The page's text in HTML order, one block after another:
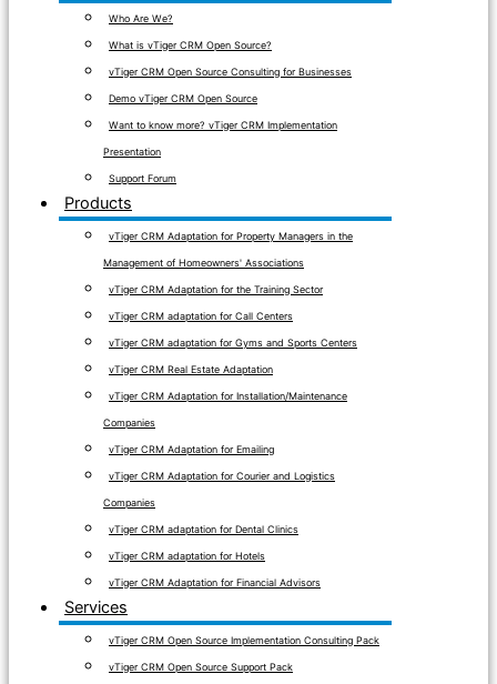
Who Are We?
What is vTiger CRM Open Source?
vTiger CRM Open Source Consulting for Businesses
Demo vTiger CRM Open Source
Want to know more? vTiger CRM Implementation
Presentation
Support Forum
Products
vTiger CRM Adaptation for Property Managers in the
Management of Homeowners' Associations
vTiger CRM Adaptation for the Training Sector
vTiger CRM adaptation for Call Centers
vTiger CRM adaptation for Gyms and Sports Centers
vTiger CRM Real Estate Adaptation
vTiger CRM Adaptation for Installation/Maintenance
Companies
vTiger CRM Adaptation for Emailing
vTiger CRM Adaptation for Courier and Logistics
Companies
vTiger CRM adaptation for Dental Clinics
vTiger CRM adaptation for Hotels
vTiger CRM Adaptation for Financial Advisors
Services
vTiger CRM Open Source Implementation Consulting Pack
vTiger CRM Open Source Support Pack